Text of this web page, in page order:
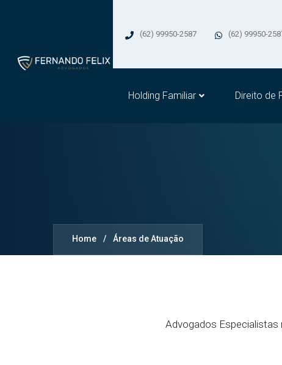
(62) 99950-2587 (62) 99950-
Holding Familiar Direito de
Home / Áreas de Atuação
Advogados Especialistas